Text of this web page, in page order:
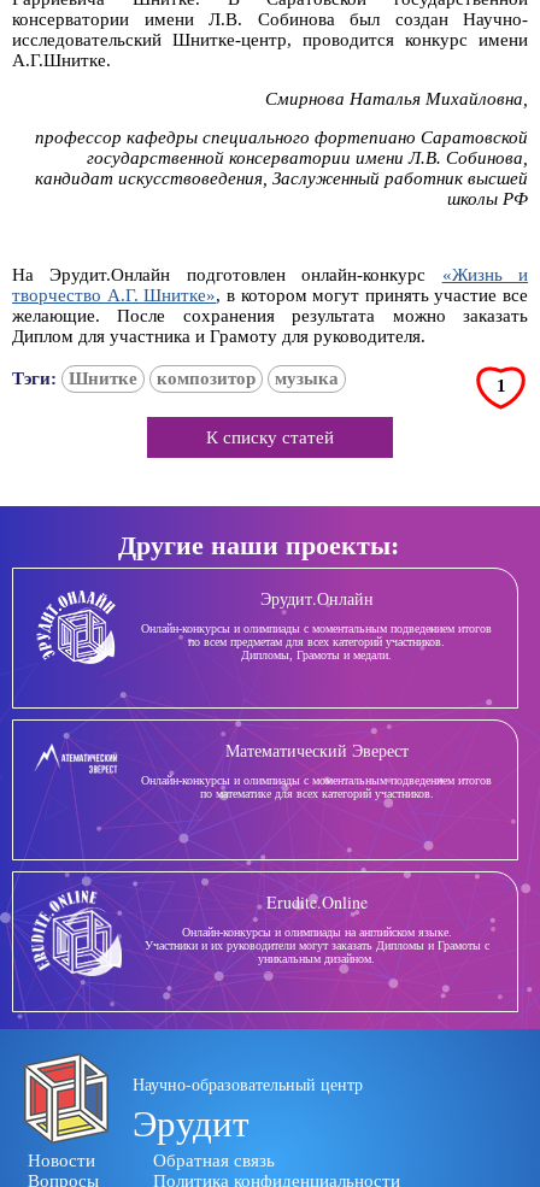
консерватории имени Л.В. Собинова был создан Научно-
исследовательский Шнитке-центр, проводится конкурс имени
А.Г.Шнитке.
Смирнова Наталья Михайловна,
профессор кафедры специального фортепиано Саратовской
государственной консерватории имени Л.В. Собинова,
кандидат искусствоведения, Заслуженный работник высшей
школы РФ
На Эрудит.Онлайн подготовлен онлайн-конкурс «Жизнь и
творчество А.Г. Шнитке», в котором могут принять участие все
желающие. После сохранения результата можно заказать
Диплом для участника и Грамоту для руководителя.
1
Тэги: Шнитке композитор музыка
К списку статей
Другие наши проекты:
Эрудит.Онлайн
Онлайн-конкурсы и олимпиады с моментальным подведением итогов
по всем предметам для всех категорий участников.
Дипломы, Грамоты и медали.
Математический Эверест
Онлайн-конкурсы и олимпиады с моментальным подведением итогов
по математике для всех категорий участников.
Erudite.Online
Онлайн-конкурсы и олимпиады на английском языке.
Участники и их руководители могут заказать Дипломы и Грамоты с
уникальным дизайном.
Научно-образовательный центр
Эрудит
Новости
Вопросы
Обратная связь
Политика конфиденциальности